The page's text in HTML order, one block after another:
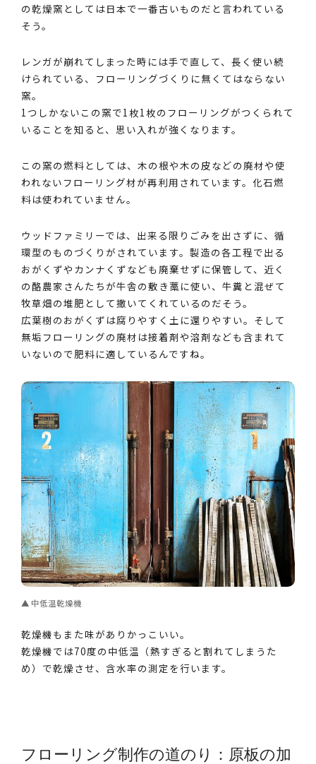
の乾燥窯としては日本で一番古いものだと言われている
そう。
レンガが崩れてしまった時には手で直して、長く使い続
けられている、フローリングづくりに無くてはならない
窯。
1つしかないこの窯で1枚1枚のフローリングがつくられて
いることを知ると、思い入れが強くなります。
この窯の燃料としては、木の根や木の皮などの廃材や使
われないフローリング材が再利用されています。化石燃
料は使われていません。
ウッドファミリーでは、出来る限りごみを出さずに、循
環型のものづくりがされています。製造の各工程で出る
おがくずやカンナくずなども廃棄せずに保管して、近く
の酪農家さんたちが牛舎の敷き藁に使い、牛糞と混ぜて
牧草畑の堆肥として撒いてくれているのだそう。
広葉樹のおがくずは腐りやすく土に還りやすい。そして
無垢フローリングの廃材は接着剤や溶剤なども含まれて
いないので肥料に適しているんですね。
中低温乾燥機
乾燥機もまた味がありかっこいい。
乾燥機では70度の中低温（熱すぎると割れてしまうた
め）で乾燥させ、含水率の測定を行います。
フローリング制作の道のり：原板の加